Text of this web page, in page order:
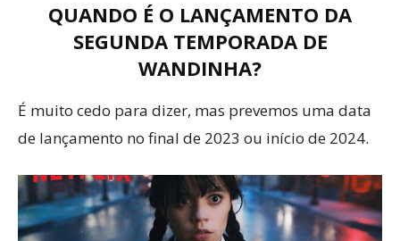
QUANDO É O LANÇAMENTO DA
SEGUNDA TEMPORADA DE
WANDINHA?
É muito cedo para dizer, mas prevemos uma data
de lançamento no final de 2023 ou início de 2024.